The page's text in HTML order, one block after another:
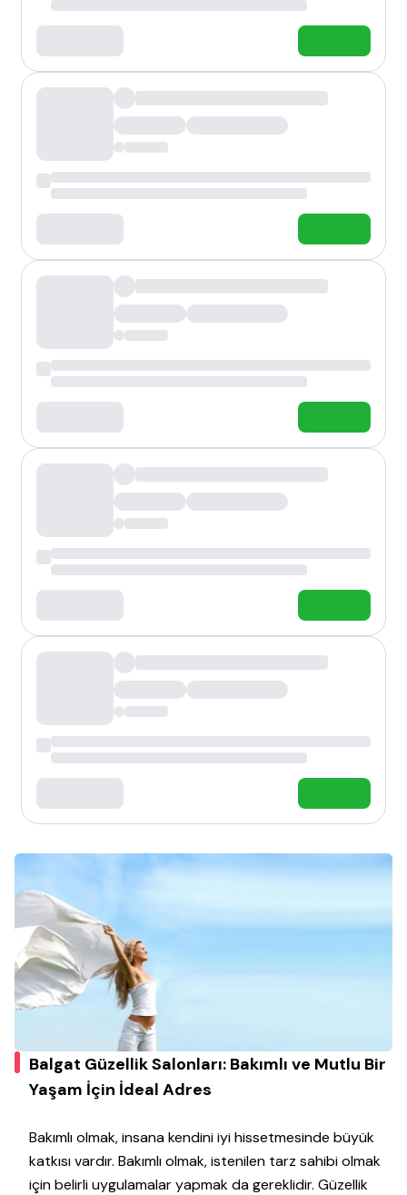
Balgat Güzellik Salonları: Bakımlı ve Mutlu Bir
Yaşam İçin İdeal Adres
Bakımlı olmak, insana kendini iyi hissetmesinde büyük
katkısı vardır. Bakımlı olmak, istenilen tarz sahibi olmak
için belirli uygulamalar yapmak da gereklidir. Güzellik